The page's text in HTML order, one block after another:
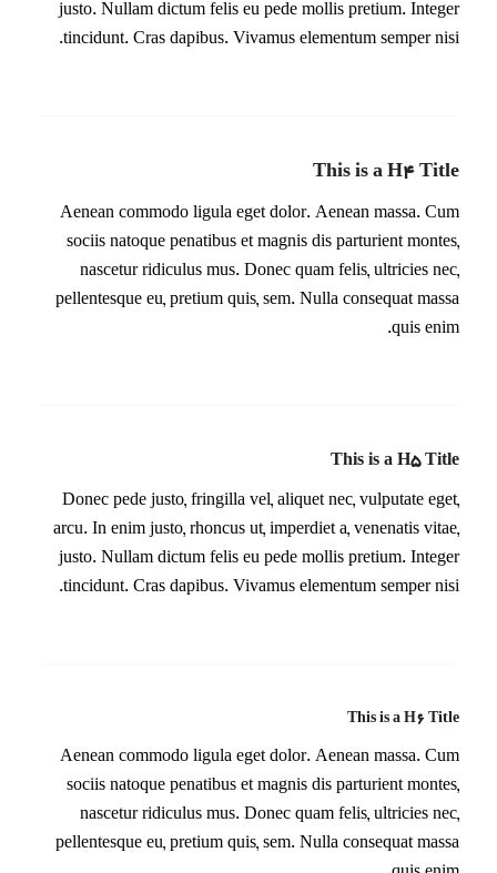
justo. Nullam dictum felis eu pede mollis pretium. Integer
tincidunt. Cras dapibus. Vivamus elementum semper nisi.
This is a H4 Title
Aenean commodo ligula eget dolor. Aenean massa. Cum
sociis natoque penatibus et magnis dis parturient montes,
nascetur ridiculus mus. Donec quam felis, ultricies nec,
pellentesque eu, pretium quis, sem. Nulla consequat massa
quis enim.
This is a H5 Title
Donec pede justo, fringilla vel, aliquet nec, vulputate eget,
arcu. In enim justo, rhoncus ut, imperdiet a, venenatis vitae,
justo. Nullam dictum felis eu pede mollis pretium. Integer
tincidunt. Cras dapibus. Vivamus elementum semper nisi.
This is a H6 Title
Aenean commodo ligula eget dolor. Aenean massa. Cum
sociis natoque penatibus et magnis dis parturient montes,
nascetur ridiculus mus. Donec quam felis, ultricies nec,
pellentesque eu, pretium quis, sem. Nulla consequat massa